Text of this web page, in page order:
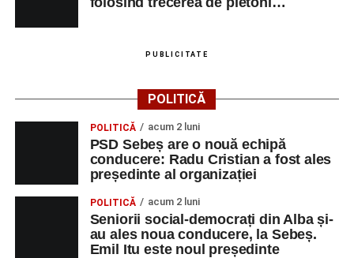
PUBLICITATE
POLITICĂ
POLITICĂ acum 2 luni
PSD Sebeș are o nouă echipă
conducere: Radu Cristian a fost ales
președinte al organizației
POLITICĂ acum 2 luni
Seniorii social-democrați din Alba și-
au ales noua conducere, la Sebeș.
Emil Itu este noul președinte